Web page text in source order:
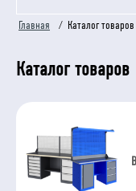
Главная / Каталог товаров
Каталог товаров